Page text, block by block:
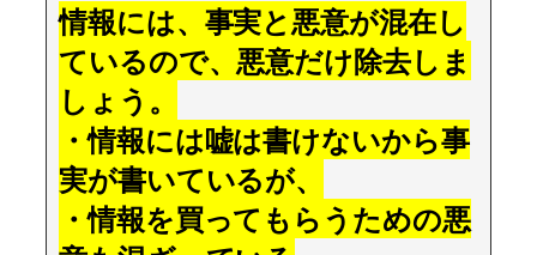
情報には、事実と悪意が混在し
ているので、悪意だけ除去しま
しょう。
・情報には嘘は書けないから事
実が書いているが、
・情報を買ってもらうための悪